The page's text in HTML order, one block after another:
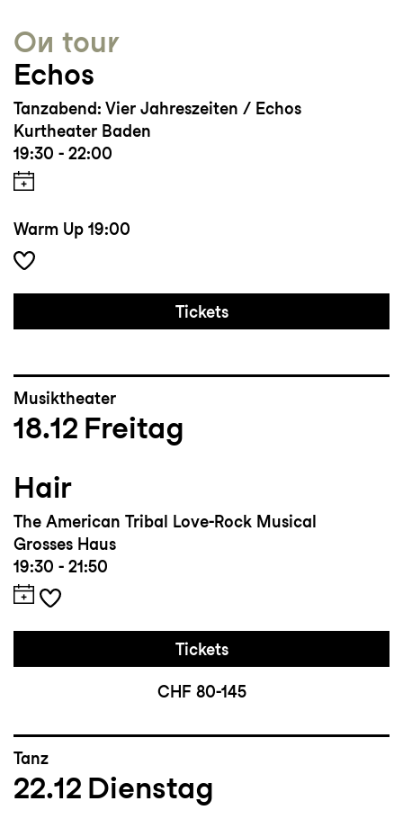
On tour
Echos
Tanzabend: Vier Jahreszeiten / Echos
Kurtheater Baden
19:30 - 22:00
Warm Up 19:00
Tickets
Musiktheater
18.12 Freitag
Hair
The American Tribal Love-Rock Musical
Grosses Haus
19:30 - 21:50
Tickets
CHF 80-145
Tanz
22.12 Dienstag